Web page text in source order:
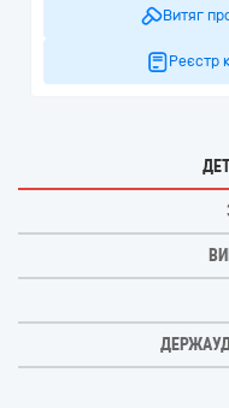
Витяг
Реєстр